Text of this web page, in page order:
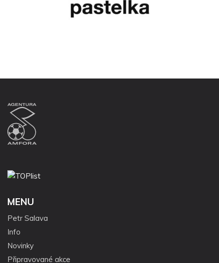
MENU
Petr Salava
Info
Novinky
Připravované akce